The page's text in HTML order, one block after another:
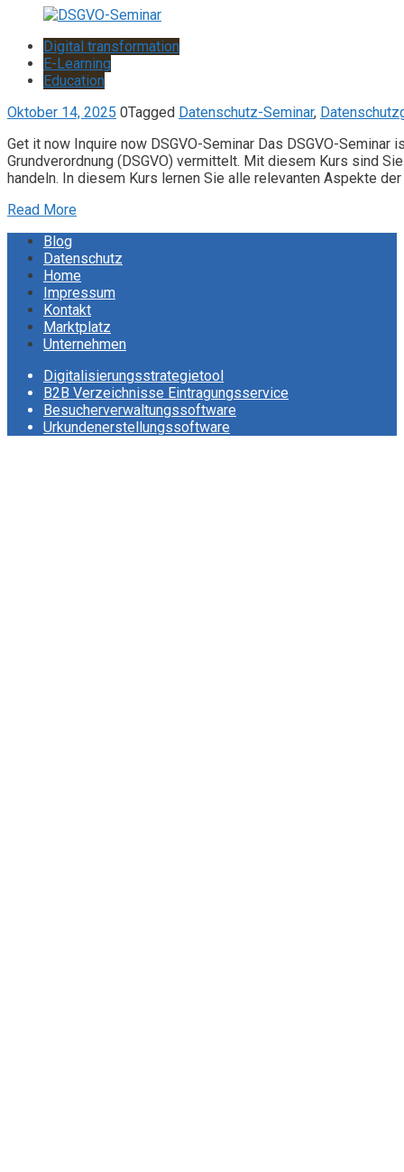
Digital transformation
E-Learning
Education
Oktober 14, 2025 0Tagged Datenschutz-Seminar,
Get it now Inquire now DSGVO-Seminar Das DSGVO-
Grundverordnung (DSGVO) vermittelt. Mit diesem Kurs sind
handeln. In diesem Kurs lernen Sie alle relevanten Aspekte der
Read More
Blog
Datenschutz
Home
Impressum
Kontakt
Marktplatz
Unternehmen
Digitalisierungsstrategietool
B2B Verzeichnisse Eintragungsservice
Besucherverwaltungssoftware
Urkundenerstellungssoftware